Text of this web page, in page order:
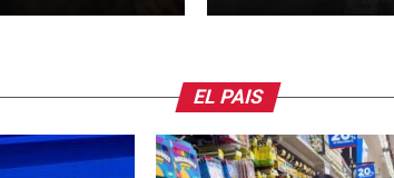
EL PAIS